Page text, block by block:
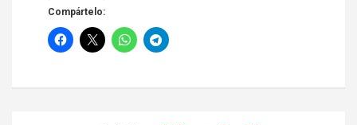
Compártelo: